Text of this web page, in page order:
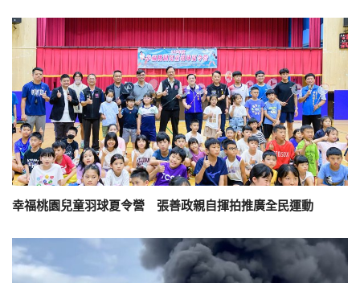
幸福桃園兒童羽球夏令營 張善政親自揮拍推廣全民運動